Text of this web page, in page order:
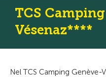
TCS
Vésenaz****
Nel TCS Camping Genève-